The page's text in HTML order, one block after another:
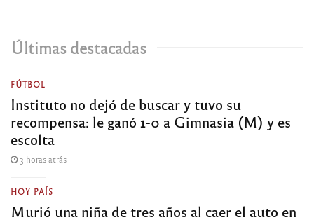
Últimas destacadas
FÚTBOL
Instituto no dejó de buscar y tuvo su
recompensa: le ganó 1-0 a Gimnasia (M) y es
escolta
3 horas atrás
HOY PAÍS
Murió una niña de tres años al caer el auto en